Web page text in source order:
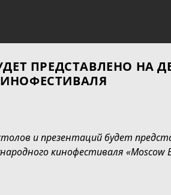
ПРЕДСТАВЛЕНО НА
и презентаций будет
кинофестиваля «Moscow